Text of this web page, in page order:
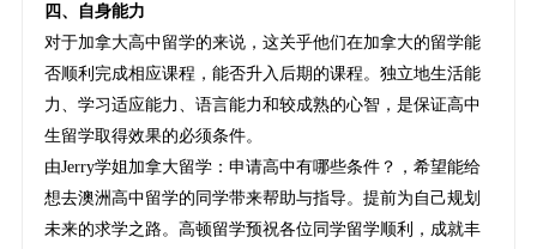
四、自身能力
对于加拿大高中留学的来说，这关乎他们在加拿大的留学能
否顺利完成相应课程，能否升入后期的课程。独立地生活能
力、学习适应能力、语言能力和较成熟的心智，是保证高中
生留学取得效果的必须条件。
由Jerry学姐加拿大留学：申请高中有哪些条件？，希望能给
想去澳洲高中留学的同学带来帮助与指导。提前为自己规划
未来的求学之路。高顿留学预祝各位同学留学顺利，成就丰